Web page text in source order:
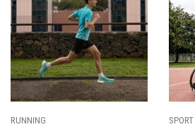
SPORT PARALIMPICI